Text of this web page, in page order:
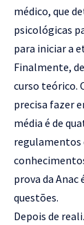
médico, que
psicológicas
para iniciar a
Finalmente,
curso teórico.
precisa fazer
média é de
regulamentos
prova da Anac
questões.
Depois de